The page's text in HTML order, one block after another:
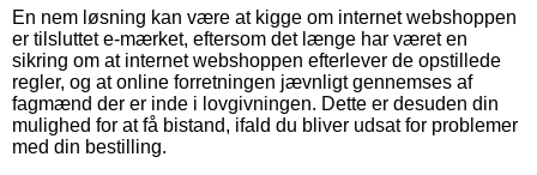
En nem løsning kan være at kigge om internet webshoppen
er tilsluttet e-mærket, eftersom det længe har været en
sikring om at internet webshoppen efterlever de opstillede
regler, og at online forretningen jævnligt gennemses af
fagmænd der er inde i lovgivningen. Dette er desuden din
mulighed for at få bistand, ifald du bliver udsat for problemer
med din bestilling.